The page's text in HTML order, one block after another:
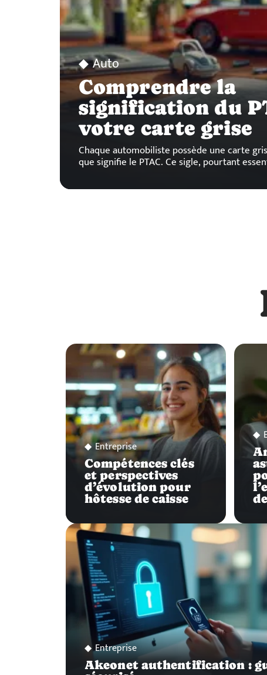
Auto
Comprendre la
signification du
votre carte grise
Chaque automobiliste possède une carte
que signifie le PTAC. Ce sigle, pourtant
Entreprise
Compétences clés
et perspectives
d’évolution pour
hôtesse de caisse
Entreprise
Akeonet authentification :